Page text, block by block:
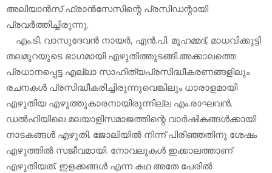
അലിയാന്‍സ് ഫ്രാന്‍സേസിന്റെ പ്രസിഡന്റായി
പ്രവര്‍ത്തിച്ചിരുന്നു.
എം.ടി. വാസുദേവന്‍ നായര്‍, എന്‍.പി. മുഹമ്മദ്, മാധവിക്കുട്ടി
തലമുറയുടെ ഭാഗമായി എഴുതിത്തുടങ്ങി.അക്കാലത്തെ
പ്രധാനപ്പെട്ട എല്ലാ സാഹിത്യപ്രസിദ്ധീകരണങ്ങളിലും
രചനകള്‍ പ്രസിദ്ധീകരിച്ചിരുന്നുവെങ്കിലും ധാരാളമായി
എഴുതിയ എഴുത്തുകാരനായിരുന്നില്ല എം.രാഘവന്‍.
ഡല്‍ഹിയിലെ മലയാളിസമാജത്തിന്റെ വാര്‍ഷികങ്ങള്‍ക്കായി
നാടകങ്ങള്‍ എഴുതി. ജോലിയില്‍ നിന്ന് പിരിഞ്ഞതിനു ശേഷം
എഴുത്തില്‍ സജീവമായി. നോവലുകള്‍ ഇക്കാലത്താണ്
എഴുതിയത്. ഇളക്കങ്ങള്‍ എന്ന കഥ അതേ പേരില്‍